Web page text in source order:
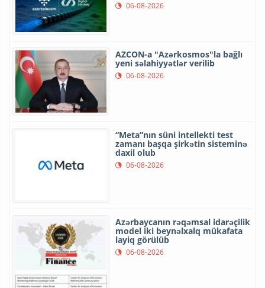
06-08-2026
AZCON-a "Azərkosmos"la bağlı
yeni səlahiyyətlər verilib
06-08-2026
“Meta”nın süni intellekti test
zamanı başqa şirkətin sisteminə
daxil olub
06-08-2026
Azərbaycanın rəqəmsal idarəçilik
model iki beynəlxalq mükafata
layiq görülüb
06-08-2026